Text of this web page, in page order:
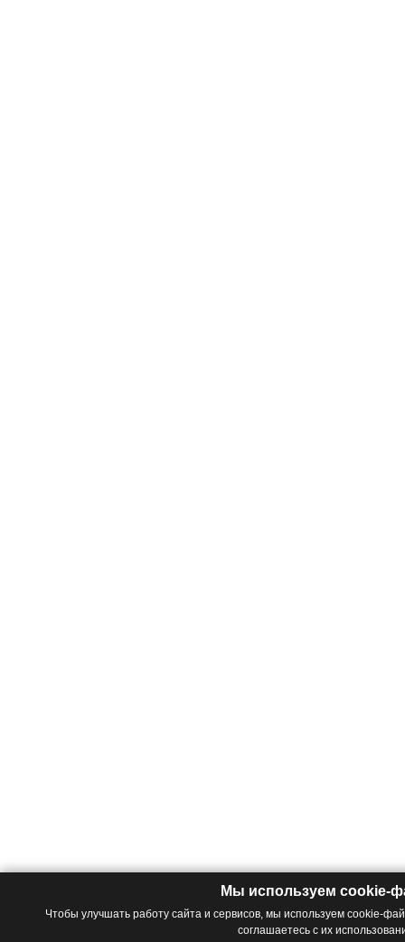
Мы используем cookie-
Чтобы улучшать работу сайта и сервисов, мы используем cookie-
соглашаетесь с их